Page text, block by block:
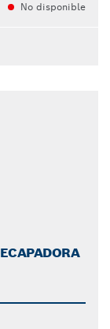
No disponible